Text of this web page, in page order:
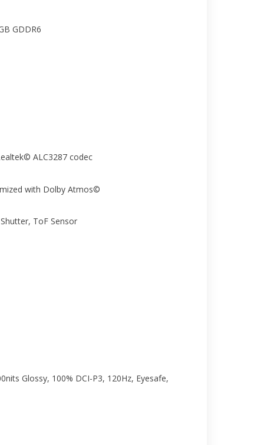
GDDR6
ALC3287 codec
with Dolby Atmos©
ToF Sensor
Glossy, 100% DCI-P3, 120Hz, Eyesafe,